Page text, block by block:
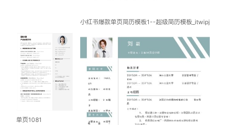
小红书爆款单页简历模板1--超级简历模板_itwipj
单页1081